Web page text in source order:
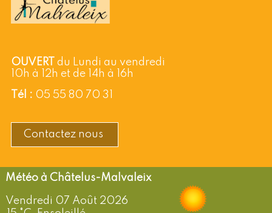
OUVERT
du Lundi au vendredi
10h à 12h et de 14h à 16h
Tél : 05 55 80 70 31
Contactez nous
Châtelus-Malvaleix
Vendredi 07 Août 2026